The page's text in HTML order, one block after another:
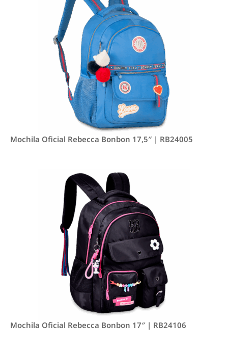
Mochila Oficial Rebecca Bonbon 17,5″ | RB24005
Mochila Oficial Rebecca Bonbon 17″ | RB24106